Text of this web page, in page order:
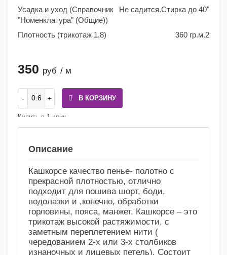
Усадка и уход (Справочник
"Номенклатура" (Общие))
Не садится.Стирка до 40"
Плотность (трикотаж 1,8) 360 гр.м.2
350 руб / м
В КОРЗИНУ
Купить в 1 клик
Описание
Кашкорсе качество пенье- полотно с
прекрасной плотностью, отлично
подходит для пошива шорт, боди,
водолазки и ,конечно, обработки
горловины, пояса, манжет. Кашкорсе – это
трикотаж высокой растяжимости, с
заметным переплетением нити (
чередованием 2-х или 3-х столбиков
изнаночных и лицевых петель). Состоит